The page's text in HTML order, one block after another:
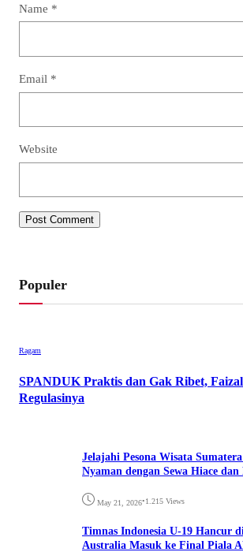
Name *
Email *
Website
Populer
Ragam
SPANDUK Praktis dan Gak Ribet,
Regulasinya
Jelajahi Pesona Wisata
Nyaman dengan Sewa Hiace
May 21, 2026•1.215 Views
Timnas Indonesia U-19 Hancur
Australia Masuk ke Final Piala